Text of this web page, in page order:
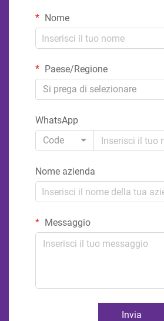
Nome
Paese/Regione
Si prega di selezionare
WhatsApp
Code
Nome azienda
Messaggio
Invia